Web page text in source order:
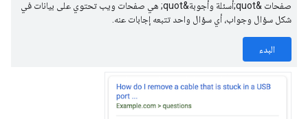
صفحات &quot;أسئلة وأجوبة&quot; هي صفحات ويب تحتوي على بيانات في
شكل سؤال وجواب، أي سؤال واحد تتبعه إجابات عنه.
البدء